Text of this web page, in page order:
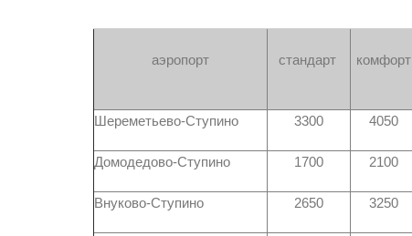
аэропорт стандарт комфорт
Шереметьево-Ступино 3300 4050
Домодедово-Ступино 1700 2100
Внуково-Ступино 2650 3250